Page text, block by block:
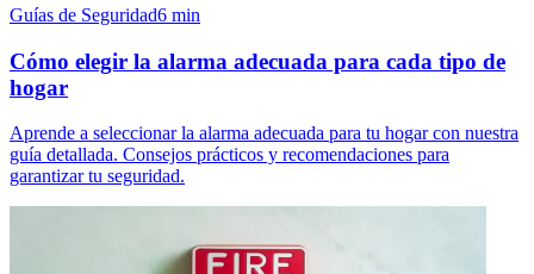
Guías de Seguridad6 min
Cómo elegir la alarma adecuada para cada tipo de
hogar
Aprende a seleccionar la alarma adecuada para tu hogar con nuestra
guía detallada. Consejos prácticos y recomendaciones para
garantizar tu seguridad.